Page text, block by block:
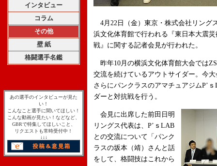
インタビュー
コラム
その他
壁 紙
格闘選手名鑑
あの選手のインタビューが見た
い！
こんなこと選手に聞いてほしい！
こんな動画が見たい！などなど、
GBRで特集してほしいこと、
リクエストも常時受付中！
↓↓↓
4月22日（金）東京・株式会社リング
浜文化体育館で行われる『東日本大震
戦』に関する記者会見が行われた。
昨年10月の横浜文化体育館大会では
交流を続けているアウトサイダー。今
さらにパンクラスのアマチュアジムP’
ダーと対抗戦を行う。
会見に出席した前田日明
リングス代表は、P’ｓLAB
との交流について「パンク
ラスの坂本（靖）さんと話
をして、格闘技はこれから